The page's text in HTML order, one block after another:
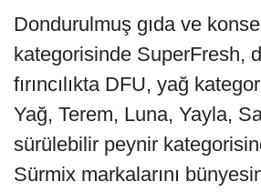
Dondurulmuş gıda ve
kategorisinde SuperFresh,
fırıncılıkta DFU, yağ
Yağ, Terem, Luna, Yayla,
sürülebilir peynir
Sürmix markalarını